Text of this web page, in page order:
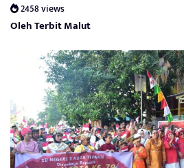
2458 views
Oleh Terbit Malut